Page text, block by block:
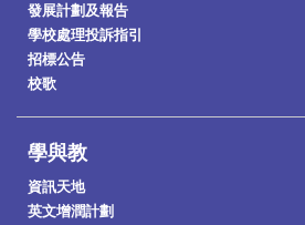
發展計劃及報告
學校處理投訴指引
招標公告
校歌
學與教
資訊天地
英文增潤計劃